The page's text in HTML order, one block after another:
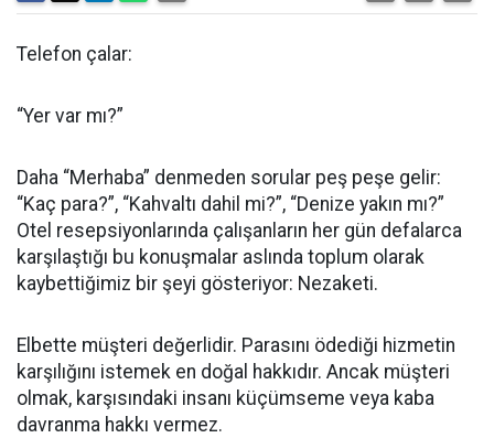
Telefon çalar:
“Yer var mı?”
Daha “Merhaba” denmeden sorular peş peşe gelir:
“Kaç para?”, “Kahvaltı dahil mi?”, “Denize yakın mı?”
Otel resepsiyonlarında çalışanların her gün defalarca
karşılaştığı bu konuşmalar aslında toplum olarak
kaybettiğimiz bir şeyi gösteriyor: Nezaketi.
Elbette müşteri değerlidir. Parasını ödediği hizmetin
karşılığını istemek en doğal hakkıdır. Ancak müşteri
olmak, karşısındaki insanı küçümseme veya kaba
davranma hakkı vermez.